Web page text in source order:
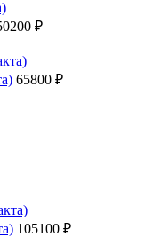
₽
65800 ₽
105100 ₽